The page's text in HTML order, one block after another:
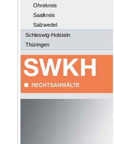
Ohrekreis
Saalkreis
Salzwedel
Schleswig-Holstein
Thüringen